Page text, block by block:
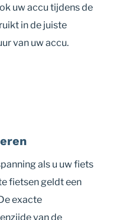
uw accu tijdens de
in de juiste
van uw accu.
als u uw fiets
fietsen geldt een
exacte
van de